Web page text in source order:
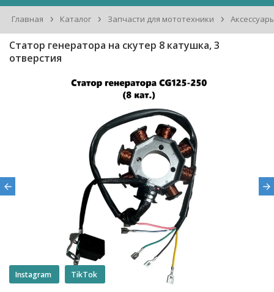
Главная › Каталог › Запчасти для мототехники ›
Статор генератора на скутер 8 катушка, 3
отверстия
Instagram TikTok